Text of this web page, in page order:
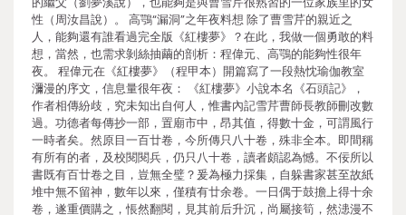
性（周汝昌說）。 高鶚“漏洞”之年夜料想 除了曹雪芹的親近之
人，能夠還有誰看過完全版《紅樓夢》？在此，我做一個勇敢的料
想，當然，也需求剝絲抽繭的剖析：程偉元、高鶚的能夠性很年
夜。 程偉元在《紅樓夢》（程甲本）開篇寫了一段熱忱瑜伽教室
瀰漫的序文，信息量很年夜： 《紅樓夢》小說本名《石頭記》，
作者相傳紛歧，究未知出自何人，惟書內記雪芹曹師長教師刪改數
過。功德者每傳抄一部，置廟市中，昂其值，得數十金，可謂風行
一時者矣。然原目一百廿卷，今所傳只八十卷，殊非全本。即間稱
有所有的者，及校閱閱兵，仍只八十卷，讀者頗認為憾。不佞所以
書既有百廿卷之目，豈無全璧？爰為極力採集，自躲書家甚至故紙
堆中無不留神，數年以來，僅積有廿余卷。一日偶于鼓擔上得十余
卷，遂重價購之，悵然翻閱，見其前后升沉，尚屬接筍，然漶漫不